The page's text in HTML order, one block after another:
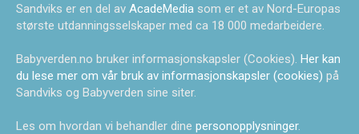
Sandviks er en del av AcadeMedia som er et av Nord-Europas
største utdanningsselskaper med ca 18 000 medarbeidere.
Babyverden.no bruker informasjonskapsler (Cookies). Her kan
du lese mer om vår bruk av informasjonskapsler (cookies) på
Sandviks og Babyverden sine siter.
Les om hvordan vi behandler dine personopplysninger.